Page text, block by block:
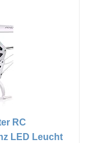
RC
LED Leucht